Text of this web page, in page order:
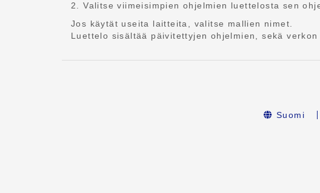
2. Valitse viimeisimpien ohjelmien luettelosta sen
Jos käytät useita laitteita, valitse mallien nimet.
Luettelo sisältää päivitettyjen ohjelmien, sekä
Suomi